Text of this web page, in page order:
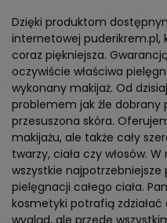
Dzięki produktom
internetowej puderikrem.pl,
coraz piękniejsza.
oczywiście właściwa
wykonany makijaż. Od
problemem jak źle dobrany
przesuszona skóra.
makijażu, ale także cały
twarzy, ciała czy włosów.
wszystkie
pielęgnacji całego ciała.
kosmetyki potrafią
wygląd, ale przede